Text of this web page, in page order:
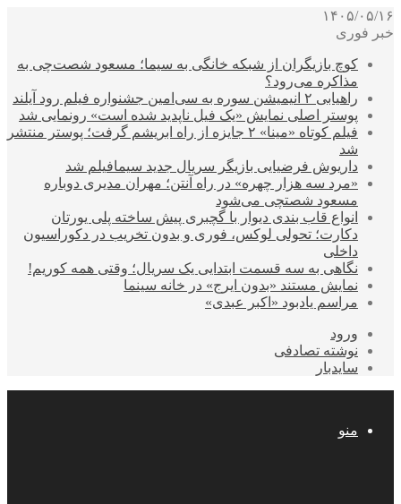
۱۴۰۵/۰۵/۱۶
خبر فوری
کوچ بازیگران از شبکه خانگی به سیما؛ مسعود شصت‌چی به
مذاکره می‌رود؟
راهیابی ۲ انیمیشن سوره به سی‌امین جشنواره فیلم رود آیلند
پوستر اصلی نمایش «یک فیل ناپدید شده است» رونمایی شد
فیلم کوتاه «مینا» ۲ جایزه از راه ابریشم گرفت؛ پوستر منتشر
شد
داریوش فرضیایی بازیگر سریال جدید سیمافیلم شد
«مرد سه هزار چهره» در راه آنتن؛ مهران مدیری دوباره
مسعود شصتچی می‌شود
انواع قاب بندی دیوار با گچبری پیش ساخته پلی یورتان
دکارت؛ تحولی لوکس، فوری و بدون تخریب در دکوراسیون
داخلی
نگاهی به سه قسمت ابتدایی یک سریال؛ وقتی همه کوریم!
نمایش مستند «بدون ایرج» در خانه سینما
مراسم یادبود «اکبر عبدی»
ورود
نوشته تصادفی
سایدبار
منو